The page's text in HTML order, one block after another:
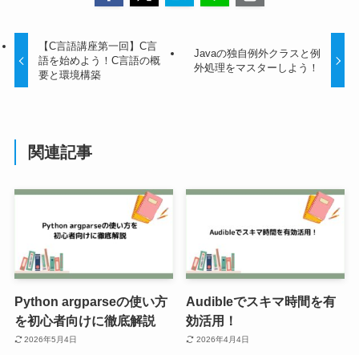
【C言語講座第一回】C言
語を始めよう！C言語の概
要と環境構築
Javaの独自例外クラスと例
外処理をマスターしよう！
関連記事
Python argparseの使い方
を初心者向けに徹底解説
2026年5月4日
Audibleでスキマ時間を有
効活用！
2026年4月4日